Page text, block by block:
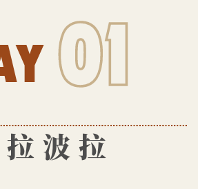
01
波拉